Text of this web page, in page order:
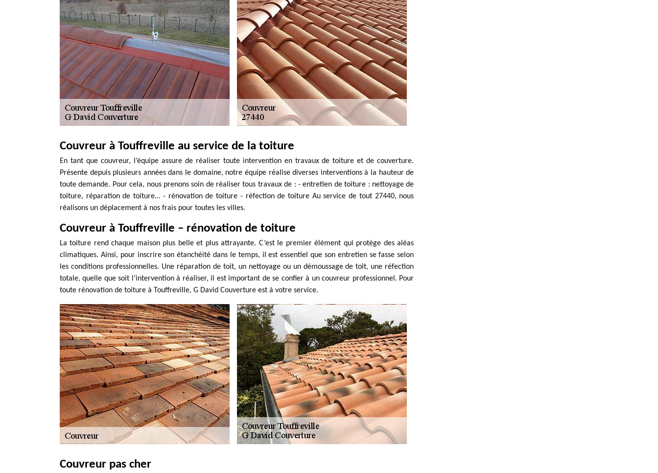
Couvreur à Touffreville au service de la toiture
En tant que couvreur, l’équipe assure de réaliser toute intervention en travaux de toiture et de couverture.
Présente depuis plusieurs années dans le domaine, notre équipe réalise diverses interventions à la hauteur de
toute demande. Pour cela, nous prenons soin de réaliser tous travaux de : - entretien de toiture : nettoyage de
toiture, réparation de toiture… - rénovation de toiture - réfection de toiture Au service de tout 27440, nous
réalisons un déplacement à nos frais pour toutes les villes.
Couvreur à Touffreville – rénovation de toiture
La toiture rend chaque maison plus belle et plus attrayante. C’est le premier élément qui protège des aléas
climatiques. Ainsi, pour inscrire son étanchéité dans le temps, il est essentiel que son entretien se fasse selon
les conditions professionnelles. Une réparation de toit, un nettoyage ou un démoussage de toit, une réfection
totale, quelle que soit l’intervention à réaliser, il est important de se confier à un couvreur professionnel. Pour
toute rénovation de toiture à Touffreville, G David Couverture est à votre service.
Couvreur pas cher